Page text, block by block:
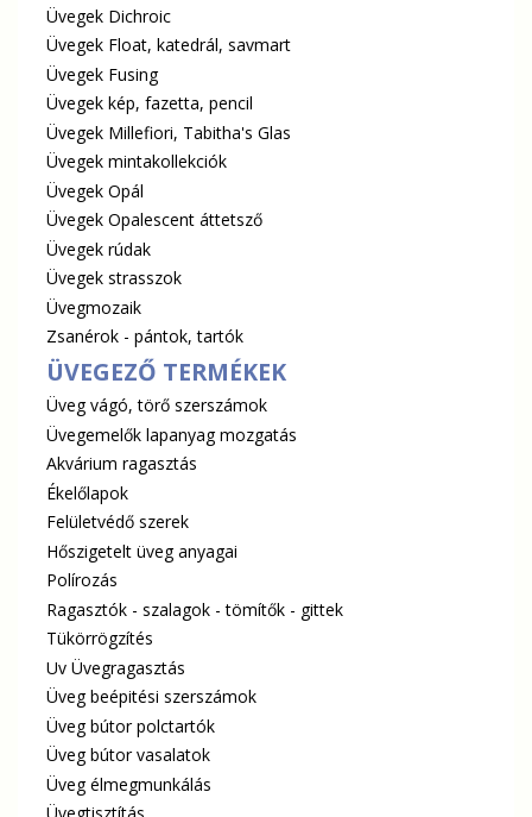
Üvegek Dichroic
Üvegek Float, katedrál, savmart
Üvegek Fusing
Üvegek kép, fazetta, pencil
Üvegek Millefiori, Tabitha's Glas
Üvegek mintakollekciók
Üvegek Opál
Üvegek Opalescent áttetsző
Üvegek rúdak
Üvegek strasszok
Üvegmozaik
Zsanérok - pántok, tartók
ÜVEGEZŐ TERMÉKEK
Üveg vágó, törő szerszámok
Üvegemelők lapanyag mozgatás
Akvárium ragasztás
Ékelőlapok
Felületvédő szerek
Hőszigetelt üveg anyagai
Polírozás
Ragasztók - szalagok - tömítők - gittek
Tükörrögzítés
Uv Üvegragasztás
Üveg beépitési szerszámok
Üveg bútor polctartók
Üveg bútor vasalatok
Üveg élmegmunkálás